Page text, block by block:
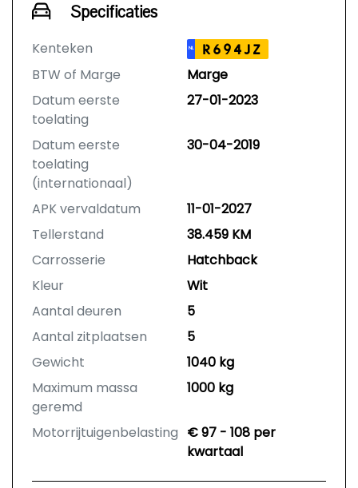
Specificaties
Kenteken NL R694JZ
BTW of Marge
Marge
Datum eerste
toelating
27-01-2023
Datum eerste
toelating
(internationaal)
30-04-2019
APK vervaldatum
11-01-2027
Tellerstand
38.459 KM
Carrosserie
Hatchback
Kleur
Wit
Aantal deuren
5
Aantal zitplaatsen
5
Gewicht
1040 kg
Maximum massa
geremd
1000 kg
Motorrijtuigenbelasting € 97 - 108 per
kwartaal